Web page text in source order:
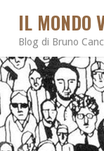
IL MONDO
Blog di Bruno